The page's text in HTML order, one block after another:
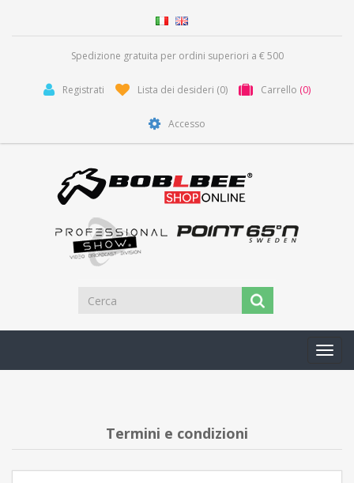
Spedizione gratuita per ordini superiori a € 500
Registrati Lista dei desideri (0) Carrello (0)
Accesso
Termini e condizioni